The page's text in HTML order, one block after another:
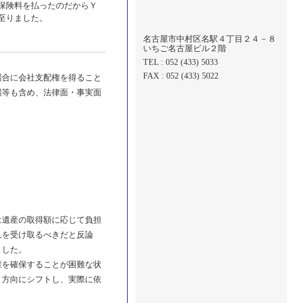
険料を払ったのだからＹ
ました。
に会社支配権を得ること
も含め、法律面・事実面
産の取得額に応じて負担
受け取るべきだと反論
た。
確保することが困難な状
向にシフトし、実際に依
名古屋市中村区名駅４丁目２４－８
いちご名古屋ビル２階
TEL : 052 (433) 5033
FAX : 052 (433) 5022